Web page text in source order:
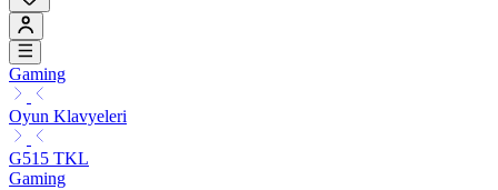
Gaming
Oyun Klavyeleri
G515 TKL
Gaming